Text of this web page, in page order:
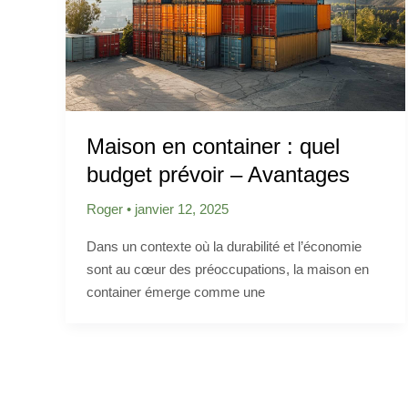
Maison en container : quel
budget prévoir – Avantages
Roger • janvier 12, 2025
Dans un contexte où la durabilité et l’économie
sont au cœur des préoccupations, la maison en
container émerge comme une